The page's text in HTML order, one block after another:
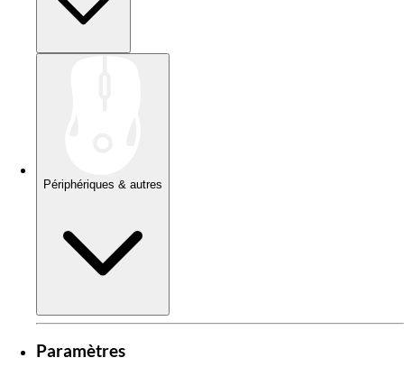
Périphériques & autres
Paramètres